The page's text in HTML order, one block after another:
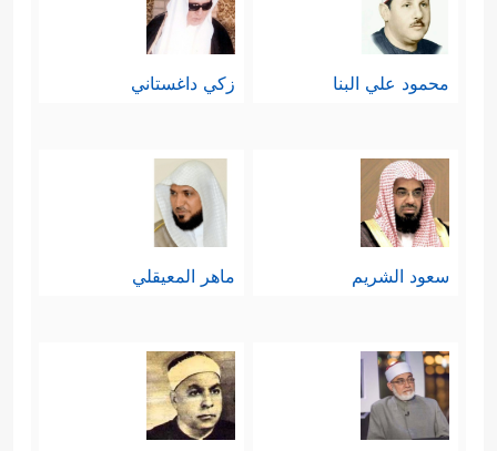
محمود علي البنا زكي داغستاني
سعود الشريم ماهر المعيقلي